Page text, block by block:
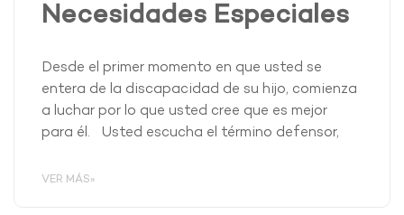
Necesidades Especiales
Desde el primer momento en que usted se
entera de la discapacidad de su hijo, comienza
a luchar por lo que usted cree que es mejor
para él. Usted escucha el término defensor,
VER MÁS»